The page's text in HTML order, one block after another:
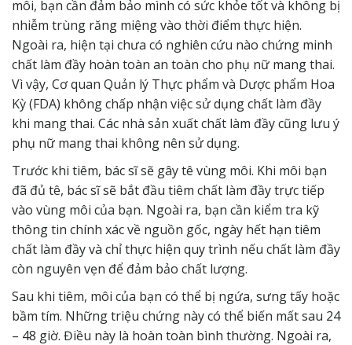
môi, bạn cần đảm bảo mình có sức khỏe tốt và không bị
nhiễm trùng răng miệng vào thời điểm thực hiện.
Ngoài ra, hiện tại chưa có nghiên cứu nào chứng minh
chất làm đầy hoàn toàn an toàn cho phụ nữ mang thai.
Vì vậy, Cơ quan Quản lý Thực phẩm và Dược phẩm Hoa
Kỳ (FDA) không chấp nhận việc sử dụng chất làm đầy
khi mang thai. Các nhà sản xuất chất làm đầy cũng lưu ý
phụ nữ mang thai không nên sử dụng.
Trước khi tiêm, bác sĩ sẽ gây tê vùng môi. Khi môi bạn
đã đủ tê, bác sĩ sẽ bắt đầu tiêm chất làm đầy trực tiếp
vào vùng môi của bạn. Ngoài ra, bạn cần kiểm tra kỹ
thông tin chính xác về nguồn gốc, ngày hết hạn tiêm
chất làm đầy và chỉ thực hiện quy trình nếu chất làm đầy
còn nguyên vẹn để đảm bảo chất lượng.
Sau khi tiêm, môi của bạn có thể bị ngứa, sưng tấy hoặc
bầm tím. Những triệu chứng này có thể biến mất sau 24
– 48 giờ. Điều này là hoàn toàn bình thường. Ngoài ra,